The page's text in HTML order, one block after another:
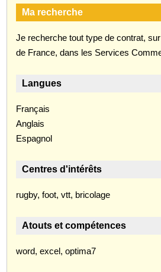
Ma recherche
Je recherche tout type de contrat,
de France, dans les Services
Langues
Français
Anglais
Espagnol
Centres d'intérêts
rugby, foot, vtt, bricolage
Atouts et compétences
word, excel, optima7